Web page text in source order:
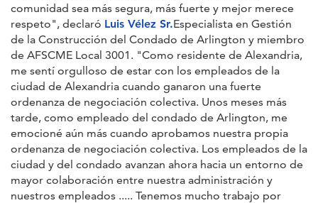
comunidad sea más segura, más fuerte y mejor merece
respeto", declaró Luis Vélez Sr.Especialista en Gestión
de la Construcción del Condado de Arlington y miembro
de AFSCME Local 3001. "Como residente de Alexandria,
me sentí orgulloso de estar con los empleados de la
ciudad de Alexandria cuando ganaron una fuerte
ordenanza de negociación colectiva. Unos meses más
tarde, como empleado del condado de Arlington, me
emocioné aún más cuando aprobamos nuestra propia
ordenanza de negociación colectiva. Los empleados de la
ciudad y del condado avanzan ahora hacia un entorno de
mayor colaboración entre nuestra administración y
nuestros empleados ..... Tenemos mucho trabajo por